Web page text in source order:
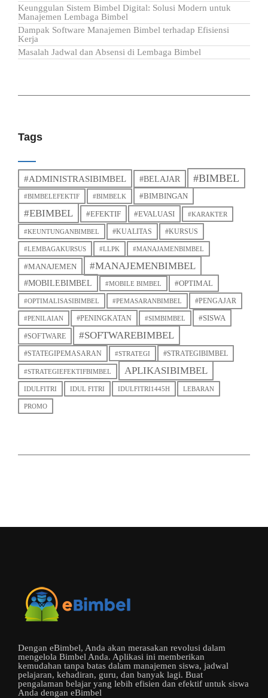
Keunggulan Sistem Bimbel Digital: Solusi Modern untuk
Manajemen Lembaga Bimbel
Dampak Software Manajemen Bimbel terhadap Efisiensi
Kerja
Masalah Jadwal dan Absensi di Lembaga Bimbel
Tags
#ADMINISTRASIBIMBEL #BELAJAR #BIMBEL
#BIMBELEFEKTIF #BIMBELK #BIMBINGAN
#EBIMBEL #EFEKTIF #EVALUASI #KARAKTER
#KEUNTUNGANBIMBEL #KUALITAS #KURSUS
#LEMBAGAKURSUS #LLPK #MANAJAMENBIMBEL
#MANAJEMEN #MANAJEMENBIMBEL
#MOBILEBIMBEL #MOBILE BIMBEL #OPTIMAL
#OPTIMALISASIBIMBEL #PEMASARANBIMBEL #PENGAJAR
#PENILAIAN #PENINGKATAN #SIMBIMBEL #SISWA
#SOFTWARE #SOFTWAREBIMBEL
#STATEGIPEMASARAN #STRATEGI #STRATEGIBIMBEL
#STRATEGIEFEKTIFBIMBEL APLIKASIBIMBEL
IDULFITRI IDUL FITRI IDULFITRI1445H LEBARAN
PROMO
Dengan eBimbel, Anda akan merasakan revolusi dalam
mengelola Bimbel Anda. Aplikasi ini memberikan
kemudahan tanpa batas dalam manajemen siswa, jadwal
pelajaran, kehadiran, guru, dan banyak lagi. Buat
pengalaman belajar yang lebih efisien dan efektif untuk siswa
Anda dengan eBimbel